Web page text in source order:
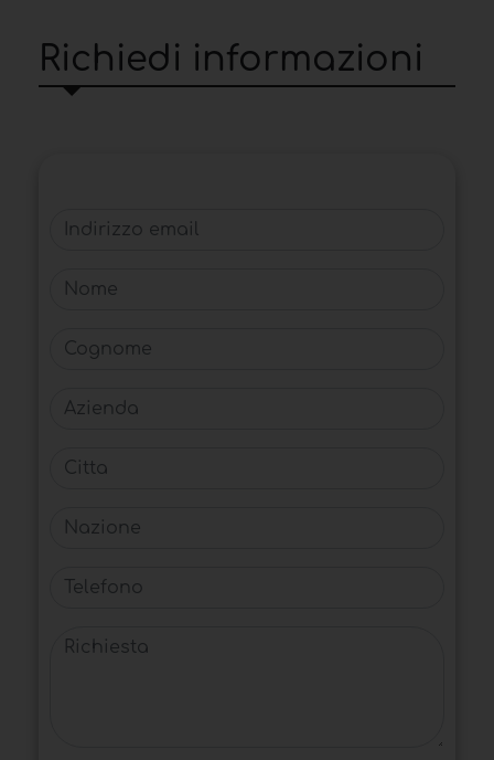
Richiedi informazioni
Indirizzo email
Nome
Cognome
Azienda
Citta
Nazione
Telefono
Richiesta